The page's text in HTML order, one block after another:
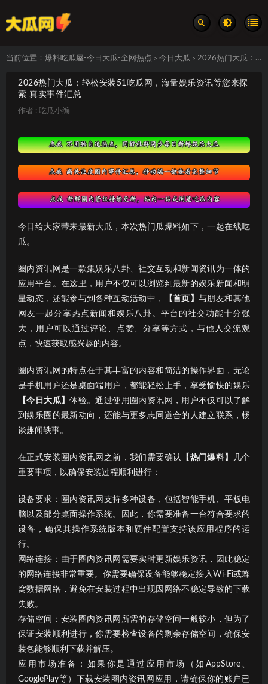
当前位置： 爆料吃瓜屋-今日大瓜-全网热点 > 今日大瓜 > 2026热门大瓜：轻松安装51吃瓜网，海量娱乐资讯等您来探索 真实事件汇总
2026热门大瓜：轻松安装51吃瓜网，海量娱乐资讯等您来探
索 真实事件汇总
作者 : 吃瓜小编
今日给大家带来最新大瓜，本次热门瓜爆料如下，一起在线吃
瓜。
圈内资讯网是一款集娱乐八卦、社交互动和新闻资讯为一体的
应用平台。在这里，用户不仅可以浏览到最新的娱乐新闻和明
星动态，还能参与到各种互动活动中，
【首页】与朋友和其他
网友一起分享热点新闻和娱乐八卦。平台的社交功能十分强
大，用户可以通过评论、点赞、分享等方式，与他人交流观
点，快速获取感兴趣的内容。
圈内资讯网的特点在于其丰富的内容和简洁的操作界面，无论
是手机用户还是桌面端用户，都能轻松上手，享受愉快的娱乐
【今日大瓜】体验。通过使用圈内资讯网，用户不仅可以了解
到娱乐圈的最新动向，还能与更多志同道合的人建立联系，畅
谈趣闻轶事。
在正式安装圈内资讯网之前，我们需要确认 【热门爆料】
几个
重要事项，以确保安装过程顺利进行：
设备要求：圈内资讯网支持多种设备，包括智能手机、平板电
脑以及部分桌面操作系统。因此，你需要准备一台符合要求的
设备，确保其操作系统版本和硬件配置支持该应用程序的运
行。
网络连接：由于圈内资讯网需要实时更新娱乐资讯，因此稳定
的网络连接非常重要。你需要确保设备能够稳定接入Wi-Fi或蜂
窝数据网络，避免在安装过程中出现因网络不稳定导致的下载
失败。
存储空间：安装圈内资讯网所需的存储空间一般较小，但为了
保证安装顺利进行，你需要检查设备的剩余存储空间，确保安
装包能够顺利下载并解压。
应用市场准备：如果你是通过应用市场（如AppStore、
GooglePlay等）下载安装圈内资讯网应用，请确保你的账户已